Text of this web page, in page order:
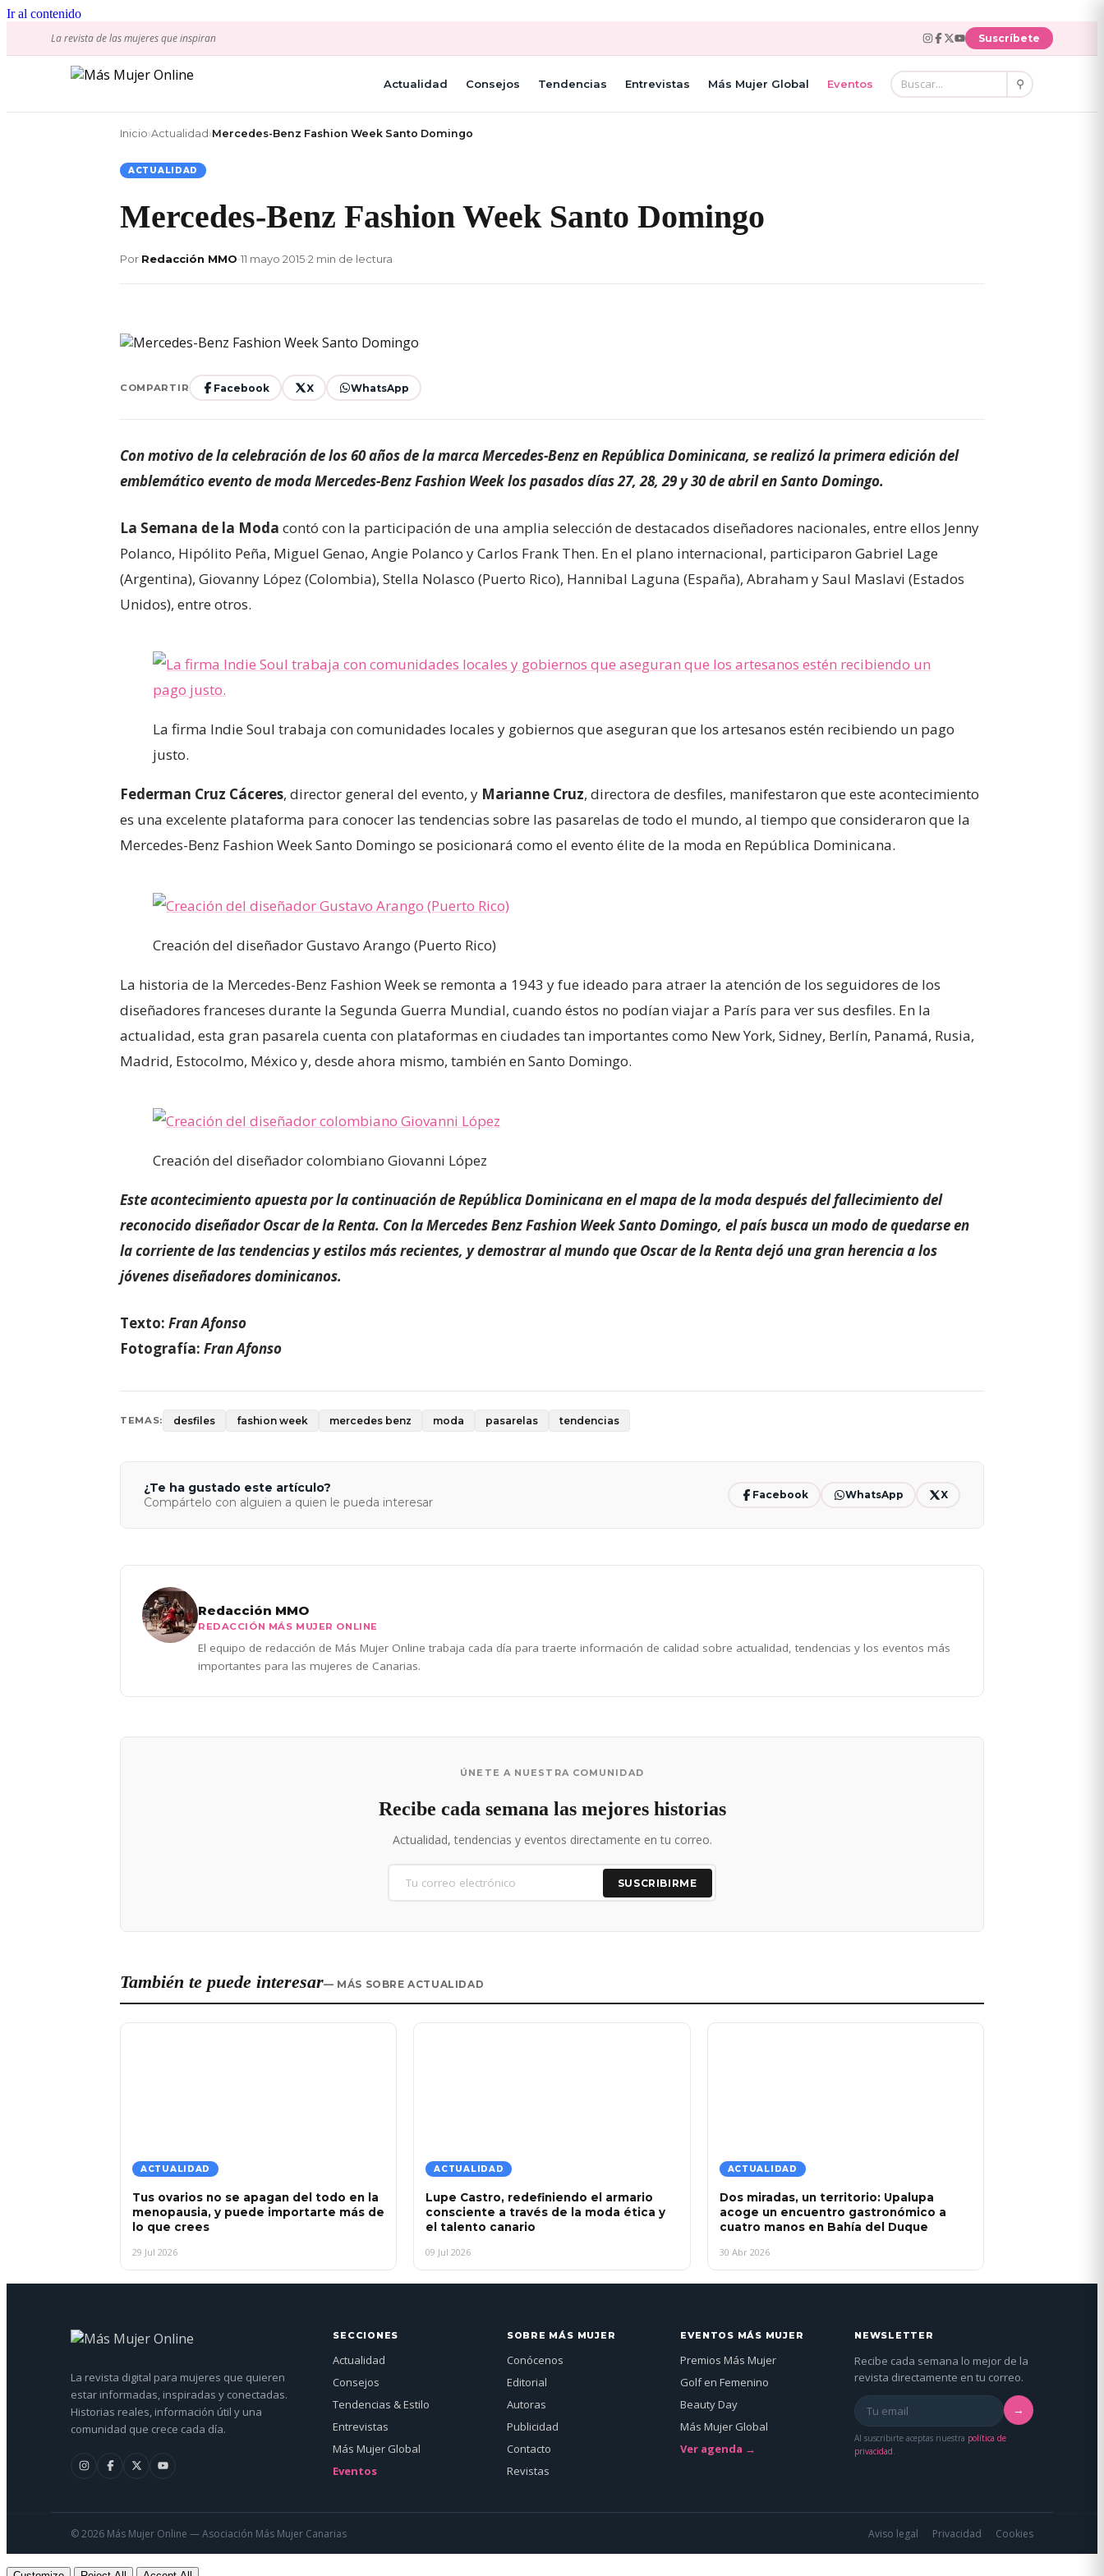
Ir al contenido
La revista de las mujeres que inspiran
Suscríbete
Actualidad Consejos Tendencias Entrevistas Más Mujer Global Eventos ⚲
Inicio›Actualidad ›Mercedes-Benz Fashion Week Santo Domingo
ACTUALIDAD
Mercedes-Benz Fashion Week Santo Domingo
Por Redacción MMO•11 mayo 2015•2 min de lectura
COMPARTIR Facebook X WhatsApp
Con motivo de la celebración de los 60 años de la marca Mercedes-Benz en República Dominicana, se realizó la primera edición del
emblemático evento de moda Mercedes-Benz Fashion Week los pasados días 27, 28, 29 y 30 de abril en Santo Domingo.
La Semana de la Moda contó con la participación de una amplia selección de destacados diseñadores nacionales, entre ellos Jenny
Polanco, Hipólito Peña, Miguel Genao, Angie Polanco y Carlos Frank Then. En el plano internacional, participaron Gabriel Lage
(Argentina), Giovanny López (Colombia), Stella Nolasco (Puerto Rico), Hannibal Laguna (España), Abraham y Saul Maslavi (Estados
Unidos), entre otros.
La firma Indie Soul trabaja con comunidades locales y gobiernos que aseguran que los artesanos estén recibiendo un pago
justo.
Federman Cruz Cáceres, director general del evento, y Marianne Cruz, directora de desfiles, manifestaron que este acontecimiento
es una excelente plataforma para conocer las tendencias sobre las pasarelas de todo el mundo, al tiempo que consideraron que la
Mercedes-Benz Fashion Week Santo Domingo se posicionará como el evento élite de la moda en República Dominicana.
Creación del diseñador Gustavo Arango (Puerto Rico)
La historia de la Mercedes-Benz Fashion Week se remonta a 1943 y fue ideado para atraer la atención de los seguidores de los
diseñadores franceses durante la Segunda Guerra Mundial, cuando éstos no podían viajar a París para ver sus desfiles. En la
actualidad, esta gran pasarela cuenta con plataformas en ciudades tan importantes como New York, Sidney, Berlín, Panamá, Rusia,
Madrid, Estocolmo, México y, desde ahora mismo, también en Santo Domingo.
Creación del diseñador colombiano Giovanni López
Este acontecimiento apuesta por la continuación de República Dominicana en el mapa de la moda después del fallecimiento del
reconocido diseñador Oscar de la Renta. Con la Mercedes Benz Fashion Week Santo Domingo, el país busca un modo de quedarse en
la corriente de las tendencias y estilos más recientes, y demostrar al mundo que Oscar de la Renta dejó una gran herencia a los
jóvenes diseñadores dominicanos.
Texto: Fran Afonso
Fotografía: Fran Afonso
TEMAS: desfiles fashion week mercedes benz moda pasarelas tendencias
¿Te ha gustado este artículo?
Compártelo con alguien a quien le pueda interesar
Facebook WhatsApp X
Redacción MMO
REDACCIÓN MÁS MUJER ONLINE
El equipo de redacción de Más Mujer Online trabaja cada día para traerte información de calidad sobre actualidad, tendencias y los eventos más
importantes para las mujeres de Canarias.
ÚNETE A NUESTRA COMUNIDAD
Recibe cada semana las mejores historias
Actualidad, tendencias y eventos directamente en tu correo.
SUSCRIBIRME
También te puede interesar— MÁS SOBRE ACTUALIDAD
ACTUALIDAD
Tus ovarios no se apagan del todo en la
menopausia, y puede importarte más de
lo que crees
29 Jul 2026
ACTUALIDAD
Lupe Castro, redefiniendo el armario
consciente a través de la moda ética y
el talento canario
09 Jul 2026
ACTUALIDAD
Dos miradas, un territorio: Upalupa
acoge un encuentro gastronómico a
cuatro manos en Bahía del Duque
30 Abr 2026
La revista digital para mujeres que quieren
estar informadas, inspiradas y conectadas.
Historias reales, información útil y una
comunidad que crece cada día.
SECCIONES
Actualidad
Consejos
Tendencias & Estilo
Entrevistas
Más Mujer Global
Eventos
SOBRE MÁS MUJER
Conócenos
Editorial
Autoras
Publicidad
Contacto
Revistas
EVENTOS MÁS MUJER
Premios Más Mujer
Golf en Femenino
Beauty Day
Más Mujer Global
Ver agenda →
NEWSLETTER
Recibe cada semana lo mejor de la
revista directamente en tu correo.
→
Al suscribirte aceptas nuestra política de
privacidad.
© 2026 Más Mujer Online — Asociación Más Mujer Canarias Aviso legal Privacidad Cookies